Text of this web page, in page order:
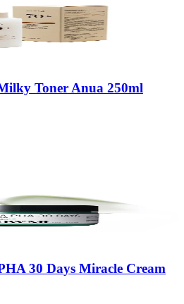
Toner Anua 250ml
30 Days Miracle Cream